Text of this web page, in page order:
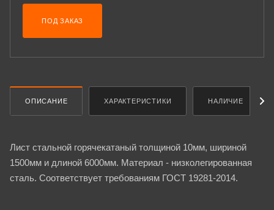
ПОД ЗАКАЗ
ОПИСАНИЕ ХАРАКТЕРИСТИКИ НАЛИЧИЕ
Лист стальной горячекатаный толщиной 10мм, шириной
1500мм и длиной 6000мм. Материал - низколегированная
сталь. Соответствует требованиям ГОСТ 19281-2014.